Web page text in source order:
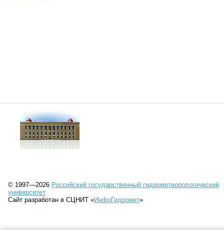
© 1997—2026 Российский государственный гидрометеорологический
университет
Сайт разработан в СЦНИТ «ИнфоГидромет»